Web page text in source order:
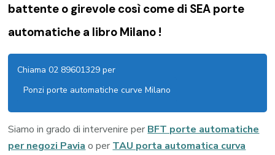
battente o girevole così come di SEA porte
automatiche a libro Milano !
Chiama 02 89601329 per
Ponzi porte automatiche curve Milano
Siamo in grado di intervenire per BFT porte automatiche
per negozi Pavia o per TAU porta automatica curva